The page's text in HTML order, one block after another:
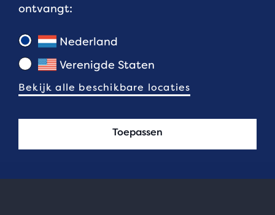
ontvangt:
Nederland
Verenigde Staten
Bekijk alle beschikbare locaties
Toepassen